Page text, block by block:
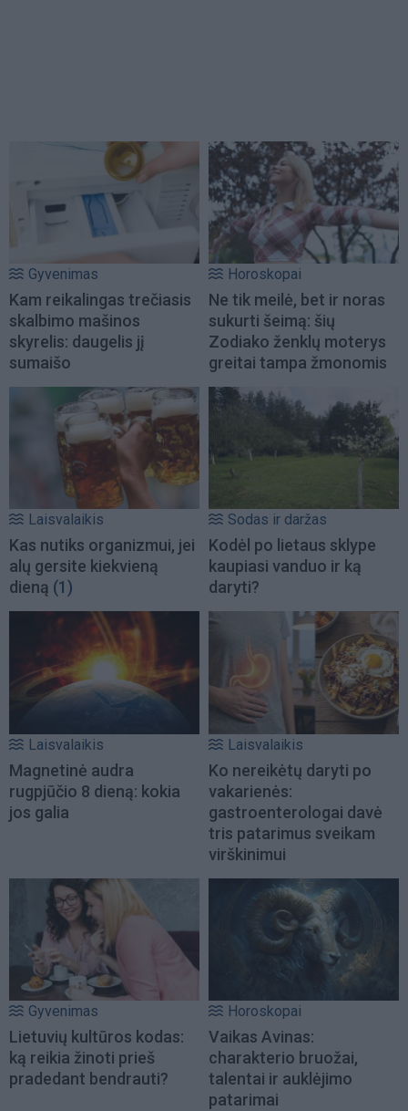
Gyvenimas
Kam reikalingas trečiasis
skalbimo mašinos
skyrelis: daugelis jį
sumaišo
Horoskopai
Ne tik meilė, bet ir noras
sukurti šeimą: šių
Zodiako ženklų moterys
greitai tampa žmonomis
Laisvalaikis
Kas nutiks organizmui, jei
alų gersite kiekvieną
dieną (1)
Sodas ir daržas
Kodėl po lietaus sklype
kaupiasi vanduo ir ką
daryti?
Laisvalaikis
Magnetinė audra
rugpjūčio 8 dieną: kokia
jos galia
Laisvalaikis
Ko nereikėtų daryti po
vakarienės:
gastroenterologai davė
tris patarimus sveikam
virškinimui
Gyvenimas
Lietuvių kultūros kodas:
ką reikia žinoti prieš
pradedant bendrauti?
Horoskopai
Vaikas Avinas:
charakterio bruožai,
talentai ir auklėjimo
patarimai